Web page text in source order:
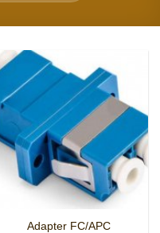
Adapter FC/APC